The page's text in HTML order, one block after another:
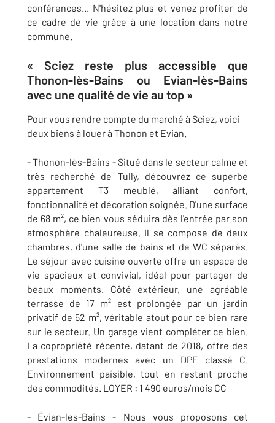
conférences... N'hésitez plus et venez profiter de
ce cadre de vie grâce à une location dans notre
commune.
« Sciez reste plus accessible que
Thonon-lès-Bains ou Evian-lès-Bains
avec une qualité de vie au top »
Pour vous rendre compte du marché à Sciez, voici
deux biens à louer à Thonon et Evian.
- Thonon-lès-Bains - Situé dans le secteur calme et
très recherché de Tully, découvrez ce superbe
appartement T3 meublé, alliant confort,
fonctionnalité et décoration soignée. D'une surface
de 68 m², ce bien vous séduira dès l'entrée par son
atmosphère chaleureuse. Il se compose de deux
chambres, d'une salle de bains et de WC séparés.
Le séjour avec cuisine ouverte offre un espace de
vie spacieux et convivial, idéal pour partager de
beaux moments. Côté extérieur, une agréable
terrasse de 17 m² est prolongée par un jardin
privatif de 52 m², véritable atout pour ce bien rare
sur le secteur. Un garage vient compléter ce bien.
La copropriété récente, datant de 2018, offre des
prestations modernes avec un DPE classé C.
Environnement paisible, tout en restant proche
des commodités. LOYER : 1 490 euros/mois CC
- Évian-les-Bains - Nous vous proposons cet